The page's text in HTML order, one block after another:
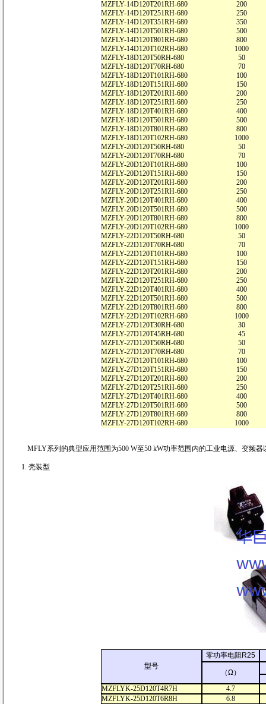
MZFLY-14D120T201RH-680
200
MZFLY-14D120T251RH-680
250
MZFLY-14D120T351RH-680
350
MZFLY-14D120T501RH-680
500
MZFLY-14D120T801RH-680
800
MZFLY-14D120T102RH-680
1000
MZFLY-18D120T50RH-680
50
MZFLY-18D120T70RH-680
70
MZFLY-18D120T101RH-680
100
MZFLY-18D120T151RH-680
150
MZFLY-18D120T201RH-680
200
MZFLY-18D120T251RH-680
250
MZFLY-18D120T401RH-680
400
MZFLY-18D120T501RH-680
500
MZFLY-18D120T801RH-680
800
MZFLY-18D120T102RH-680
1000
MZFLY-20D120T50RH-680
50
MZFLY-20D120T70RH-680
70
MZFLY-20D120T101RH-680
100
MZFLY-20D120T151RH-680
150
MZFLY-20D120T201RH-680
200
MZFLY-20D120T251RH-680
250
MZFLY-20D120T401RH-680
400
MZFLY-20D120T501RH-680
500
MZFLY-20D120T801RH-680
800
MZFLY-20D120T102RH-680
1000
MZFLY-22D120T50RH-680
50
MZFLY-22D120T70RH-680
70
MZFLY-22D120T101RH-680
100
MZFLY-22D120T151RH-680
150
MZFLY-22D120T201RH-680
200
MZFLY-22D120T251RH-680
250
MZFLY-22D120T401RH-680
400
MZFLY-22D120T501RH-680
500
MZFLY-22D120T801RH-680
800
MZFLY-22D120T102RH-680
1000
MZFLY-27D120T30RH-680
30
MZFLY-27D120T45RH-680
45
MZFLY-27D120T50RH-680
50
MZFLY-27D120T70RH-680
70
MZFLY-27D120T101RH-680
100
MZFLY-27D120T151RH-680
150
MZFLY-27D120T201RH-680
200
MZFLY-27D120T251RH-680
250
MZFLY-27D120T401RH-680
400
MZFLY-27D120T501RH-680
500
MZFLY-27D120T801RH-680
800
MZFLY-27D120T102RH-680
1000
MFLY系列的典型应用范围为500 W至50 kW功率范围内的工业电源、变频
壳装型
型号
零功率电阻R25
（Ω）
MZFLYK-25D120T4R7H
4.7
MZFLYK-25D120T6R8H
6.8